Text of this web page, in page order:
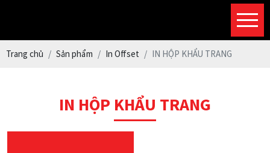
Trang chủ Sản phẩm In Offset IN HỘP KHẨU TRANG
IN HỘP KHẨU TRANG